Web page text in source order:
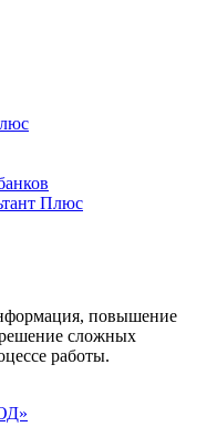
Плюс
повышение
сложных
работы.